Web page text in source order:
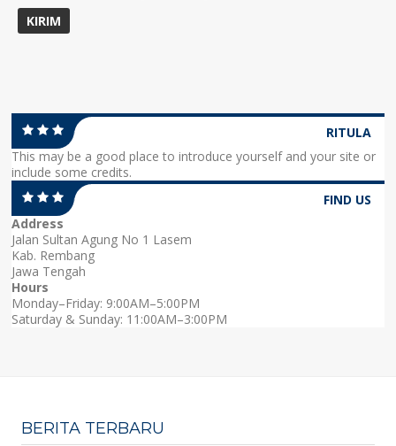
RITULA
This may be a good place to introduce yourself and your site or
include some credits.
FIND US
Address
Jalan Sultan Agung No 1 Lasem
Kab. Rembang
Jawa Tengah
Hours
Monday–Friday: 9:00AM–5:00PM
Saturday & Sunday: 11:00AM–3:00PM
BERITA TERBARU